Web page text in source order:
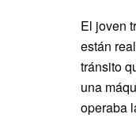
El joven
están
tránsito
una
operaba